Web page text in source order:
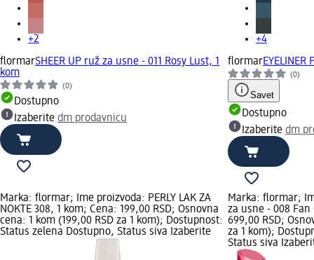
+2
flormarSHEER UP ruž za usne - 011 Rosy Lust, 1
kom
(0)
Dostupno
Izaberite dm prodavnicu
+4
flormarEYELINER
(0)
Savet
Dostupno
Izaberite dm
Marka: flormar; Ime proizvoda: PERLY LAK ZA
NOKTE 308, 1 kom; Cena: 199,00 RSD; Osnovna
cena: 1 kom (199,00 RSD za 1 kom); Dostupnost:
Status zelena Dostupno, Status siva Izaberite
Marka: flormar;
za usne - 008
699,00 RSD;
za 1 kom);
Status siva